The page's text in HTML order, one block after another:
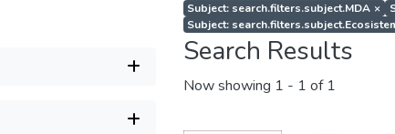
Subject: search.filters.subject.MDA ×
Subject:
Search Results
Now showing 1 - 1 of 1